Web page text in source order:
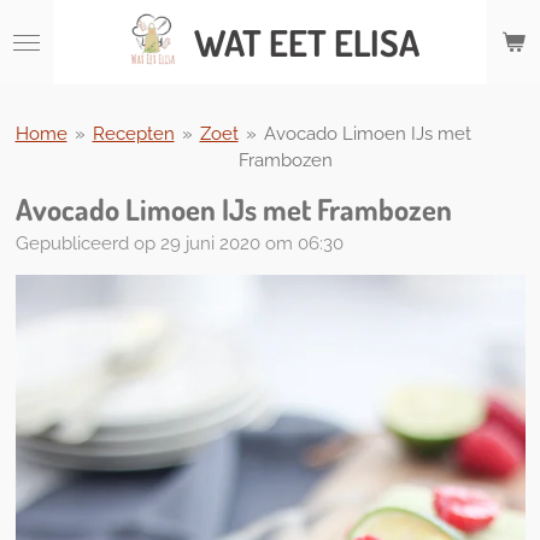
direct
hoofdinhoud
WATEET ELISA
Home » Recepten » Zoet » Avocado Limoen IJs met
Frambozen
Avocado Limoen IJs met Frambozen
Gepubliceerd op 29 juni 2020 om 06:30